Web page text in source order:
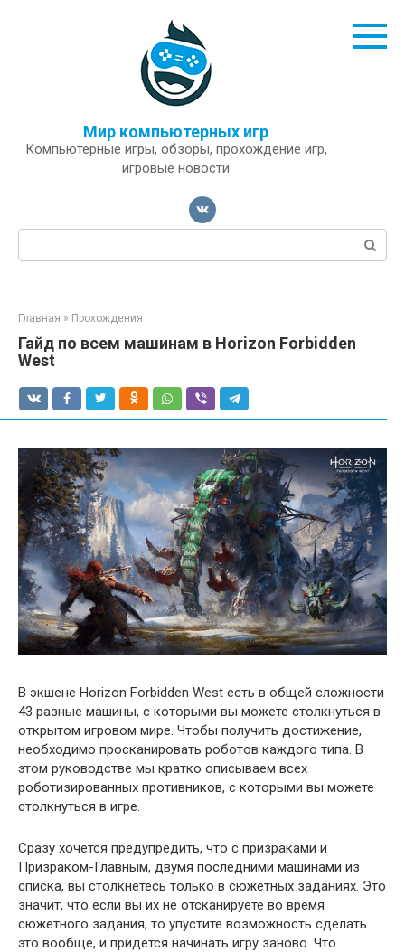
Мир компьютерных игр
Компьютерные игры, обзоры, прохождение игр,
игровые новости
Поиск:
Главная » Прохождения
Гайд по всем машинам в Horizon Forbidden
West
В экшене Horizon Forbidden West есть в общей сложности
43 разные машины, с которыми вы можете столкнуться в
открытом игровом мире. Чтобы получить достижение,
необходимо просканировать роботов каждого типа. В
этом руководстве мы кратко описываем всех
роботизированных противников, с которыми вы можете
столкнуться в игре.
Сразу хочется предупредить, что с призраками и
Призраком-Главным, двумя последними машинами из
списка, вы столкнетесь только в сюжетных заданиях. Это
значит, что если вы их не отсканируете во время
сюжетного задания, то упустите возможность сделать
это вообще, и придется начинать игру заново. Что